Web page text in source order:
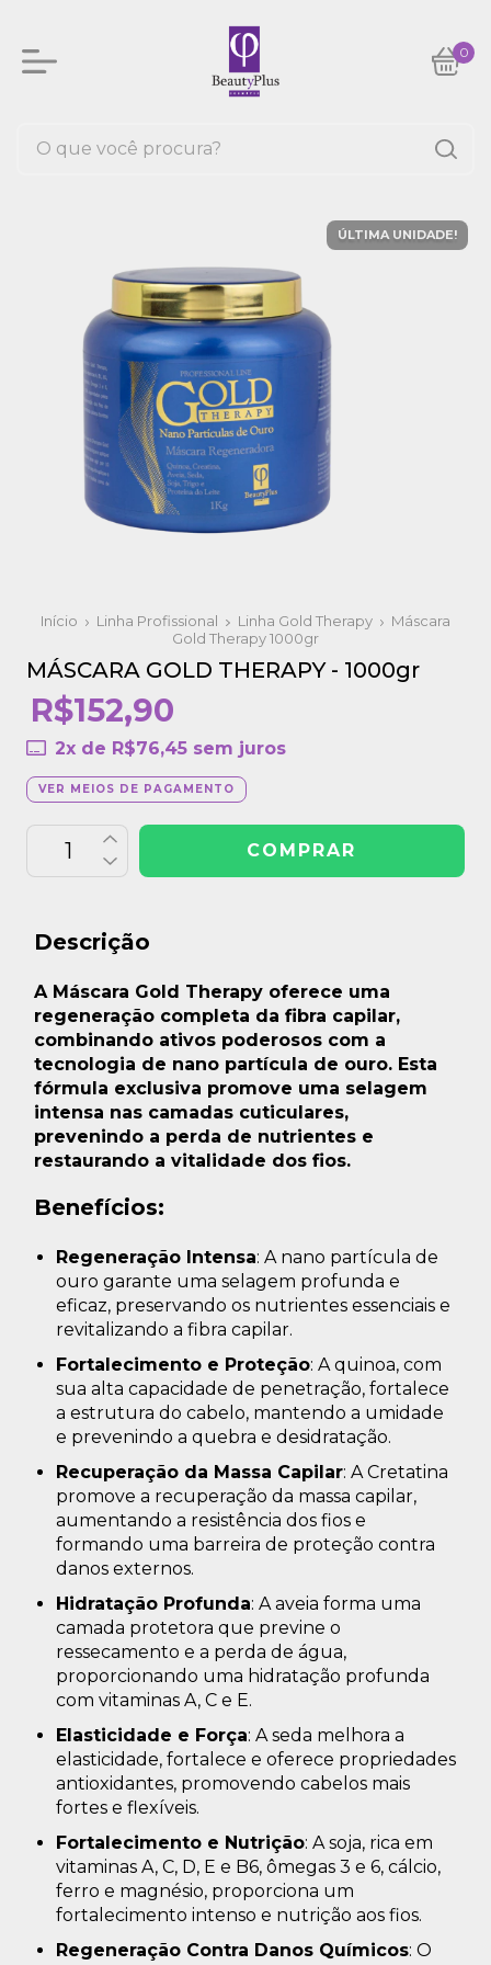
0
ÚLTIMA UNIDADE!
Início Linha Profissional Linha Gold Therapy
Máscara
Gold Therapy 1000gr
MÁSCARA GOLD THERAPY - 1000gr
R$152,90
2x de R$76,45 sem juros
VER MEIOS DE PAGAMENTO
Descrição
A Máscara Gold Therapy oferece uma
regeneração completa da fibra capilar,
combinando ativos poderosos com a
tecnologia de nano partícula de ouro. Esta
fórmula exclusiva promove uma selagem
intensa nas camadas cuticulares,
prevenindo a perda de nutrientes e
restaurando a vitalidade dos fios.
Benefícios:
Regeneração Intensa: A nano partícula de
ouro garante uma selagem profunda e
eficaz, preservando os nutrientes essenciais e
revitalizando a fibra capilar.
Fortalecimento e Proteção: A quinoa, com
sua alta capacidade de penetração, fortalece
a estrutura do cabelo, mantendo a umidade
e prevenindo a quebra e desidratação.
Recuperação da Massa Capilar: A Cretatina
promove a recuperação da massa capilar,
aumentando a resistência dos fios e
formando uma barreira de proteção contra
danos externos.
Hidratação Profunda: A aveia forma uma
camada protetora que previne o
ressecamento e a perda de água,
proporcionando uma hidratação profunda
com vitaminas A, C e E.
Elasticidade e Força: A seda melhora a
elasticidade, fortalece e oferece propriedades
antioxidantes, promovendo cabelos mais
fortes e flexíveis.
Fortalecimento e Nutrição: A soja, rica em
vitaminas A, C, D, E e B6, ômegas 3 e 6, cálcio,
ferro e magnésio, proporciona um
fortalecimento intenso e nutrição aos fios.
Regeneração Contra Danos Químicos: O